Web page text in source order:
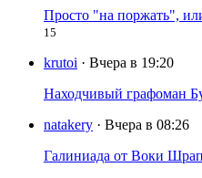
Просто "на поржать",
15
krutoi · Вчера в 19:20
Находчивый графоман
natakery · Вчера в 08:26
Галиниада от Воки